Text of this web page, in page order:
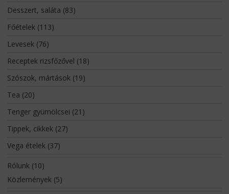
Desszert, saláta (83)
Főételek(113)
Levesek(76)
Receptek rizsfőzővel (18)
Szószok, mártások(19)
Tea (20)
Tenger gyümölcsei (21)
Tippek, cikkek(27)
Vega ételek(37)
Rólunk(10)
Közlemények(5)